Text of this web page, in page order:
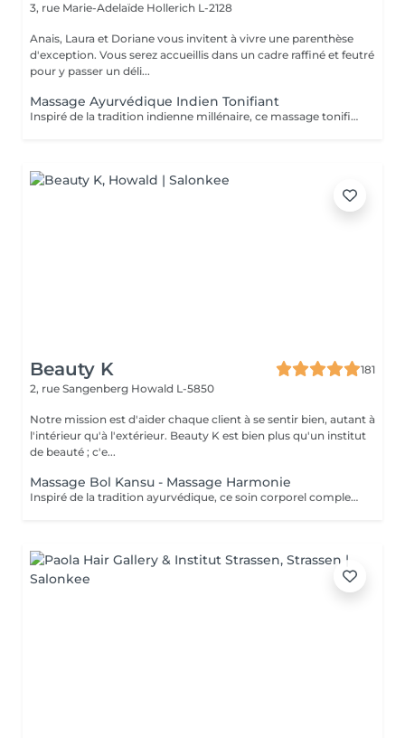
3, rue Marie-Adelaïde Hollerich L-2128
Anais, Laura et Doriane vous invitent à vivre une parenthèse
d'exception. Vous serez accueillis dans un cadre raffiné et feutré
pour y passer un déli...
Massage Ayurvédique Indien Tonifiant
Inspiré de la tradition indienne millénaire, ce massage tonifiant à l'huile chaude propose une alternance des rythmes variés. Profitez des fragrances de vanille et cardamome de ce soin qui soulage vos muscles, facilite le sommeil profond et laisse la peau soyeuse.
Beauty K
181
2, rue Sangenberg Howald L-5850
Notre mission est d'aider chaque client à se sentir bien, autant à
l'intérieur qu'à l'extérieur. Beauty K est bien plus qu'un institut
de beauté ; c'e...
Massage Bol Kansu - Massage Harmonie
Inspiré de la tradition ayurvédique, ce soin corporel complet, au rythme lent et doux, associe des manuvres enveloppantes et l'utilisation du bol Kansu. Il procure un profond sentiment de détente, apaisant le mental, réduisant le stress et revitalisant l'énergie pour harmoniser corps et esprit. Bienfaits corporels : Soulage les tensions musculaires Améliore la circulation sanguine et lymphatique Favorise l'élimination des toxines Optimise les échanges cellulaires Pour l'esprit : Détente profonde et apaisement mental Améliore la qualité du sommeil Combat l'insomnie et le stress Stimule la circulation énergétique, favorisant l'équilibre global